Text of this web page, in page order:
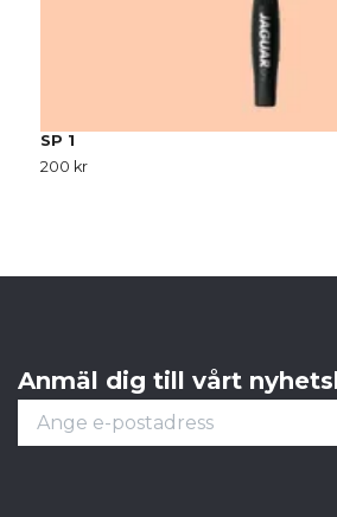
SP 1
200 kr
Anmäl dig till vårt